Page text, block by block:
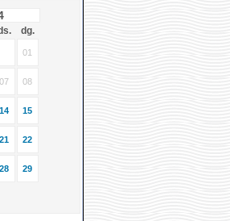
dg.
01
07 08
14 15
21 22
28 29